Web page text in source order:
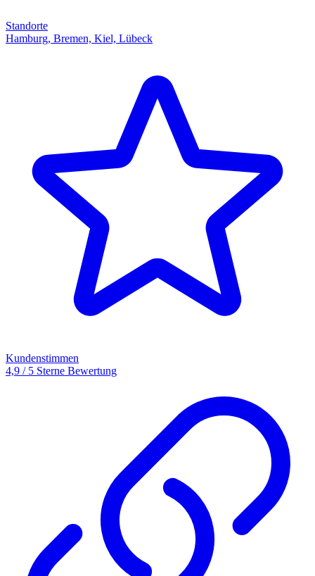
Standorte
Hamburg, Bremen, Kiel, Lübeck
Kundenstimmen
4,9 / 5 Sterne Bewertung